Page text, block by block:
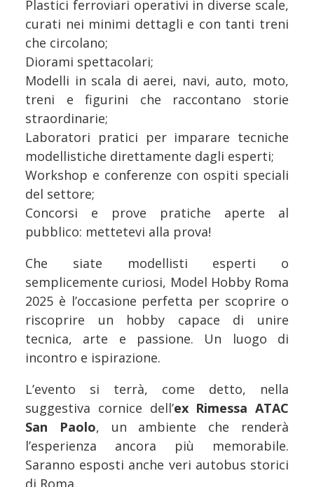
Plastici ferroviari operativi in diverse scale,
curati nei minimi dettagli e con tanti treni
che circolano;
Diorami spettacolari;
Modelli in scala di aerei, navi, auto, moto,
treni e figurini che raccontano storie
straordinarie;
Laboratori pratici per imparare tecniche
modellistiche direttamente dagli esperti;
Workshop e conferenze con ospiti speciali
del settore;
Concorsi e prove pratiche aperte al
pubblico: mettetevi alla prova!
Che siate modellisti esperti o
semplicemente curiosi, Model Hobby Roma
2025 è l’occasione perfetta per scoprire o
riscoprire un hobby capace di unire
tecnica, arte e passione. Un luogo di
incontro e ispirazione.
L’evento si terrà, come detto, nella
suggestiva cornice dell’ex Rimessa ATAC
San Paolo, un ambiente che renderà
l’esperienza ancora più memorabile.
Saranno esposti anche veri autobus storici
di Roma.